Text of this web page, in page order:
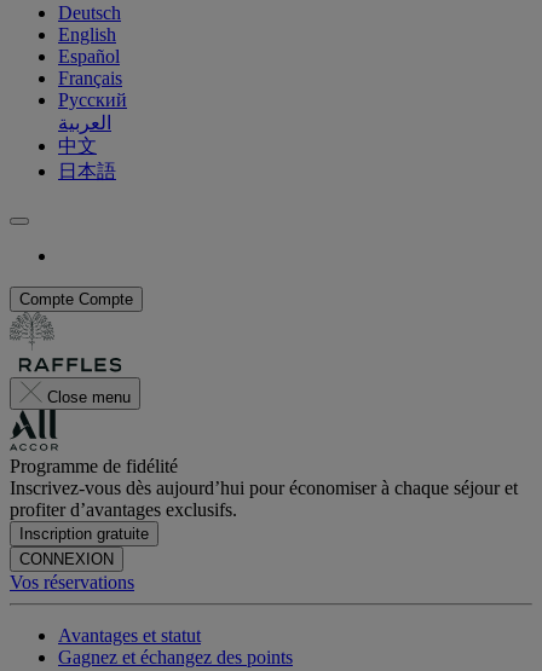
Deutsch
English
Español
Français
Русский
العربية
中文
日本語
Compte Compte
Close menu
Programme de fidélité
Inscrivez-vous dès aujourd’hui pour économiser à chaque séjour et
profiter d’avantages exclusifs.
Inscription gratuite
CONNEXION
Vos réservations
Avantages et statut
Gagnez et échangez des points